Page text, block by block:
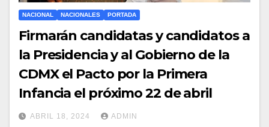
NACIONAL NACIONALES PORTADA
Firmarán candidatas y candidatos a
la Presidencia y al Gobierno de la
CDMX el Pacto por la Primera
Infancia el próximo 22 de abril
ABRIL 18, 2024 ADMIN